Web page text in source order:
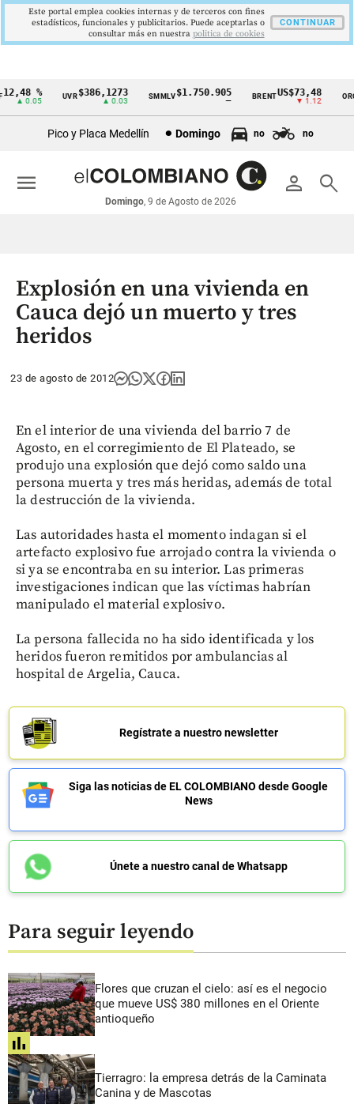
Cintillo
económicos
Colombia
%
▲ 0.05
UVR$386,1273
▲ 0.03
SMMLV$1.750.905 BRENTUS$73,48
▼ 1.12
ORO
Pico y Placa Medellín Domingo no no
person search
Domingo, 9 de Agosto de 2026
menu
Explosión en una vivienda en
Cauca dejó un muerto y tres
heridos
23 de agosto de 2012
En el interior de una vivienda del barrio 7 de
Agosto, en el corregimiento de El Plateado, se
produjo una explosión que dejó como saldo una
persona muerta y tres más heridas, además de total
la destrucción de la vivienda.
Las autoridades hasta el momento indagan si el
artefacto explosivo fue arrojado contra la vivienda o
si ya se encontraba en su interior. Las primeras
investigaciones indican que las víctimas habrían
manipulado el material explosivo.
La persona fallecida no ha sido identificada y los
heridos fueron remitidos por ambulancias al
hospital de Argelia, Cauca.
Regístrate a nuestro newsletter
Siga las noticias de EL COLOMBIANO desde Google
News
Únete a nuestro canal de Whatsapp
Para seguir leyendo
Flores que cruzan el cielo: así es el negocio
que mueve US$ 380 millones en el Oriente
antioqueño
share
Tierragro: la empresa detrás de la Caminata
Canina y de Mascotas
Este portal emplea cookies internas y de terceros con fines
estadísticos, funcionales y publicitarios. Puede aceptarlas o
consultar más en nuestra politica de cookies
CONTINUAR